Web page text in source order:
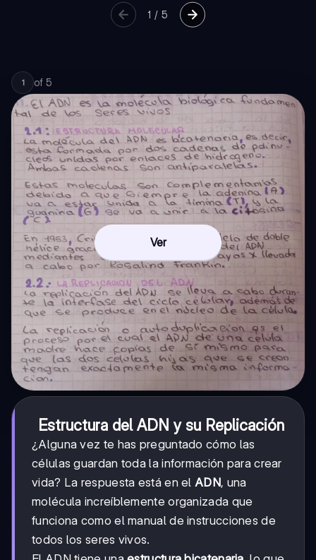
1 /5
1 of 5
Ver
Estructura del ADN y su Replicación
¿Alguna vez te has preguntado cómo las
células guardan toda la información para crear
vida? La respuesta está en elADN, una
molécula increíblemente organizada que
funciona como el manual de instrucciones de
todos los seres vivos.